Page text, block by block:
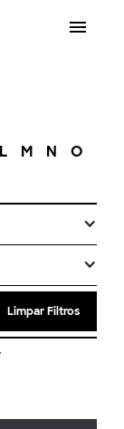
L M N O
Limpar Filtros